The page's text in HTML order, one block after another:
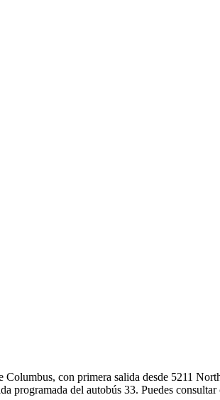
con primera salida desde 5211
programada del autobús 33. Puedes